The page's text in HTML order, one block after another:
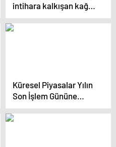
intihara kalkışan kağıt
toplayıcısının eşi:
Marketlerin tarihi
Küresel Piyasalar Yılın
Son İşlem Gününe
Karışık Seyirle Başladı